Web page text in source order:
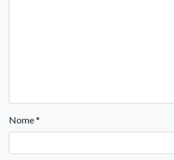
Nome*